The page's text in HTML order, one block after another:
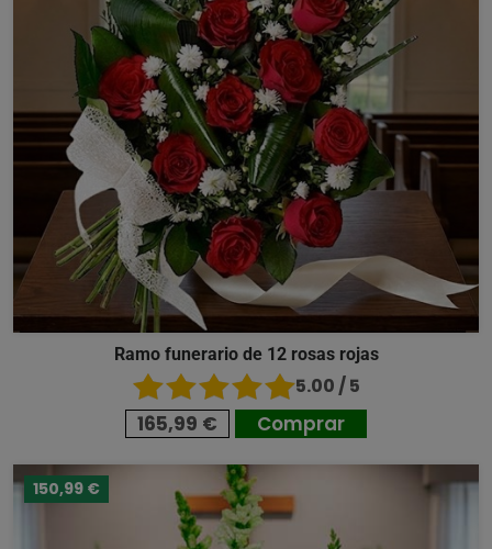
Ramo funerario de 12 rosas rojas
5.00 / 5
165,99 € Comprar
150,99 €